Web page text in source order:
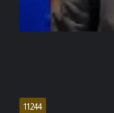
11244